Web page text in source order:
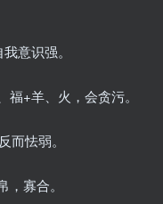
意识强。
福+羊、火，会贪污。
而怯弱。
寡合。